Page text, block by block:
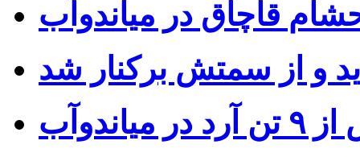
قاچاق در میاندوآب